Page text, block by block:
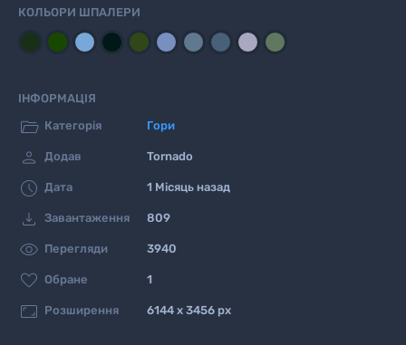
КОЛЬОРИ ШПАЛЕРИ
ІНФОРМАЦІЯ
 Категорія Гори
 Додав Tornado
 Дата 1 Місяць назад
 Завантаження 809
 Перегляди 3940
 Обране 1
 Розширення 6144 x 3456 px